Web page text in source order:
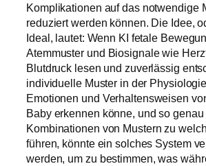
Komplikationen auf das notwendige
reduziert werden können. Die Idee,
Ideal, lautet: Wenn KI fetale
Atemmuster und Biosignale wie
Blutdruck lesen und zuverlässig
individuelle Muster in der
Emotionen und Verhaltensweisen
Baby erkennen könne, und so
Kombinationen von Mustern zu
führen, könnte ein solches System
werden, um zu bestimmen, was